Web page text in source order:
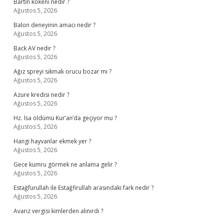
Bartın kokeni nedir ?
Ağustos 5, 2026
Balon deneyinin amacı nedir ?
Ağustos 5, 2026
Back AV nedir ?
Ağustos 5, 2026
Ağız spreyi sıkmak orucu bozar mı ?
Ağustos 5, 2026
Azure kredisi nedir ?
Ağustos 5, 2026
Hz. İsa öldümü Kur’an’da geçiyor mu ?
Ağustos 5, 2026
Hangi hayvanlar ekmek yer ?
Ağustos 5, 2026
Gece kumru görmek ne anlama gelir ?
Ağustos 5, 2026
Estağfurullah ile Estağfirullah arasındaki fark nedir ?
Ağustos 5, 2026
Avarız vergisi kimlerden alınırdı ?